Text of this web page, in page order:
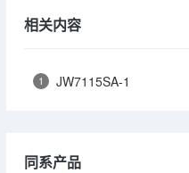
相关内容
1 JW7115SA-1
同系产品